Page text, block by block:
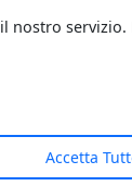
nostro servizio.
Accetta
a
per